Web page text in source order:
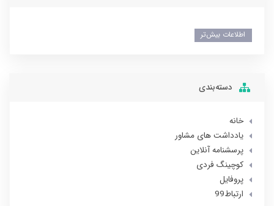
اطلاعات بیش‌تر
دسته‌بندی
خانه
یادداشت های مشاور
پرسشنامه آنلاین
کوچینگ فردی
پروفایل
ارتباط99